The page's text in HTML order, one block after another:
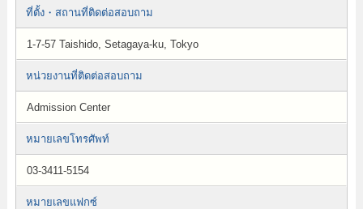
ที่ตั้ง・สถานที่ติดต่อสอบถาม
1-7-57 Taishido, Setagaya-ku, Tokyo
หน่วยงานที่ติดต่อสอบถาม
Admission Center
หมายเลขโทรศัพท์
03-3411-5154
หมายเลขแฟกซ์